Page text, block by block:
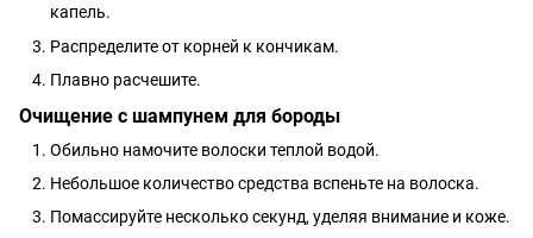
капель.
Распределите от корней к кончикам.
Плавно расчешите.
Очищение с шампунем для бороды
Обильно намочите волоски теплой водой.
Небольшое количество средства вспеньте на волоска.
Помассируйте несколько секунд, уделяя внимание и коже.